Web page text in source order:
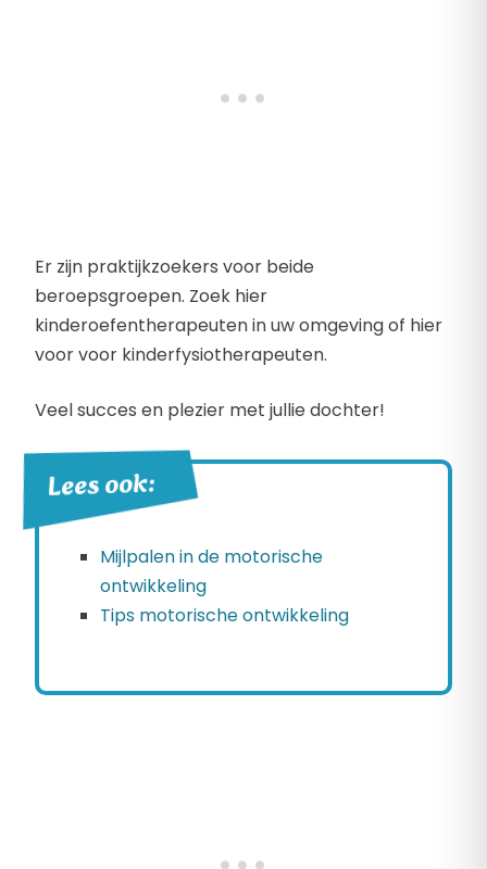
Er zijn praktijkzoekers voor beide
beroepsgroepen. Zoek hier
kinderoefentherapeuten in uw omgeving of hier
voor voor kinderfysiotherapeuten.
Veel succes en plezier met jullie dochter!
Lees ook:
Mijlpalen in de motorische
ontwikkeling
Tips motorische ontwikkeling